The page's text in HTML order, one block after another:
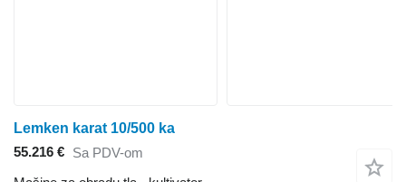
Lemken karat 10/500 ka
55.216 € Sa PDV-om